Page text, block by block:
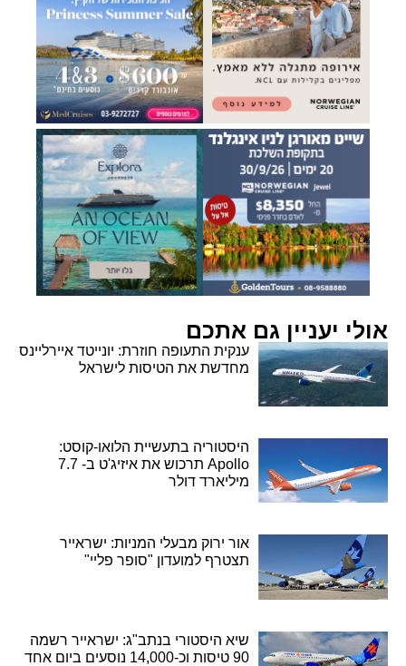
אולי יעניין גם אתכם
ענקית התעופה חוזרת: יונייטד איירליינס
מחדשת את הטיסות לישראל
היסטוריה בתעשיית הלואו-קוסט:
Apollo תרכוש את איזיג'ט ב- 7.7
מיליארד דולר
אור ירוק מבעלי המניות: ישראייר
תצטרף למועדון "סופר פליי"
שיא היסטורי בנתב"ג: ישראייר רשמה
90 טיסות וכ-14,000 נוסעים ביום אחד